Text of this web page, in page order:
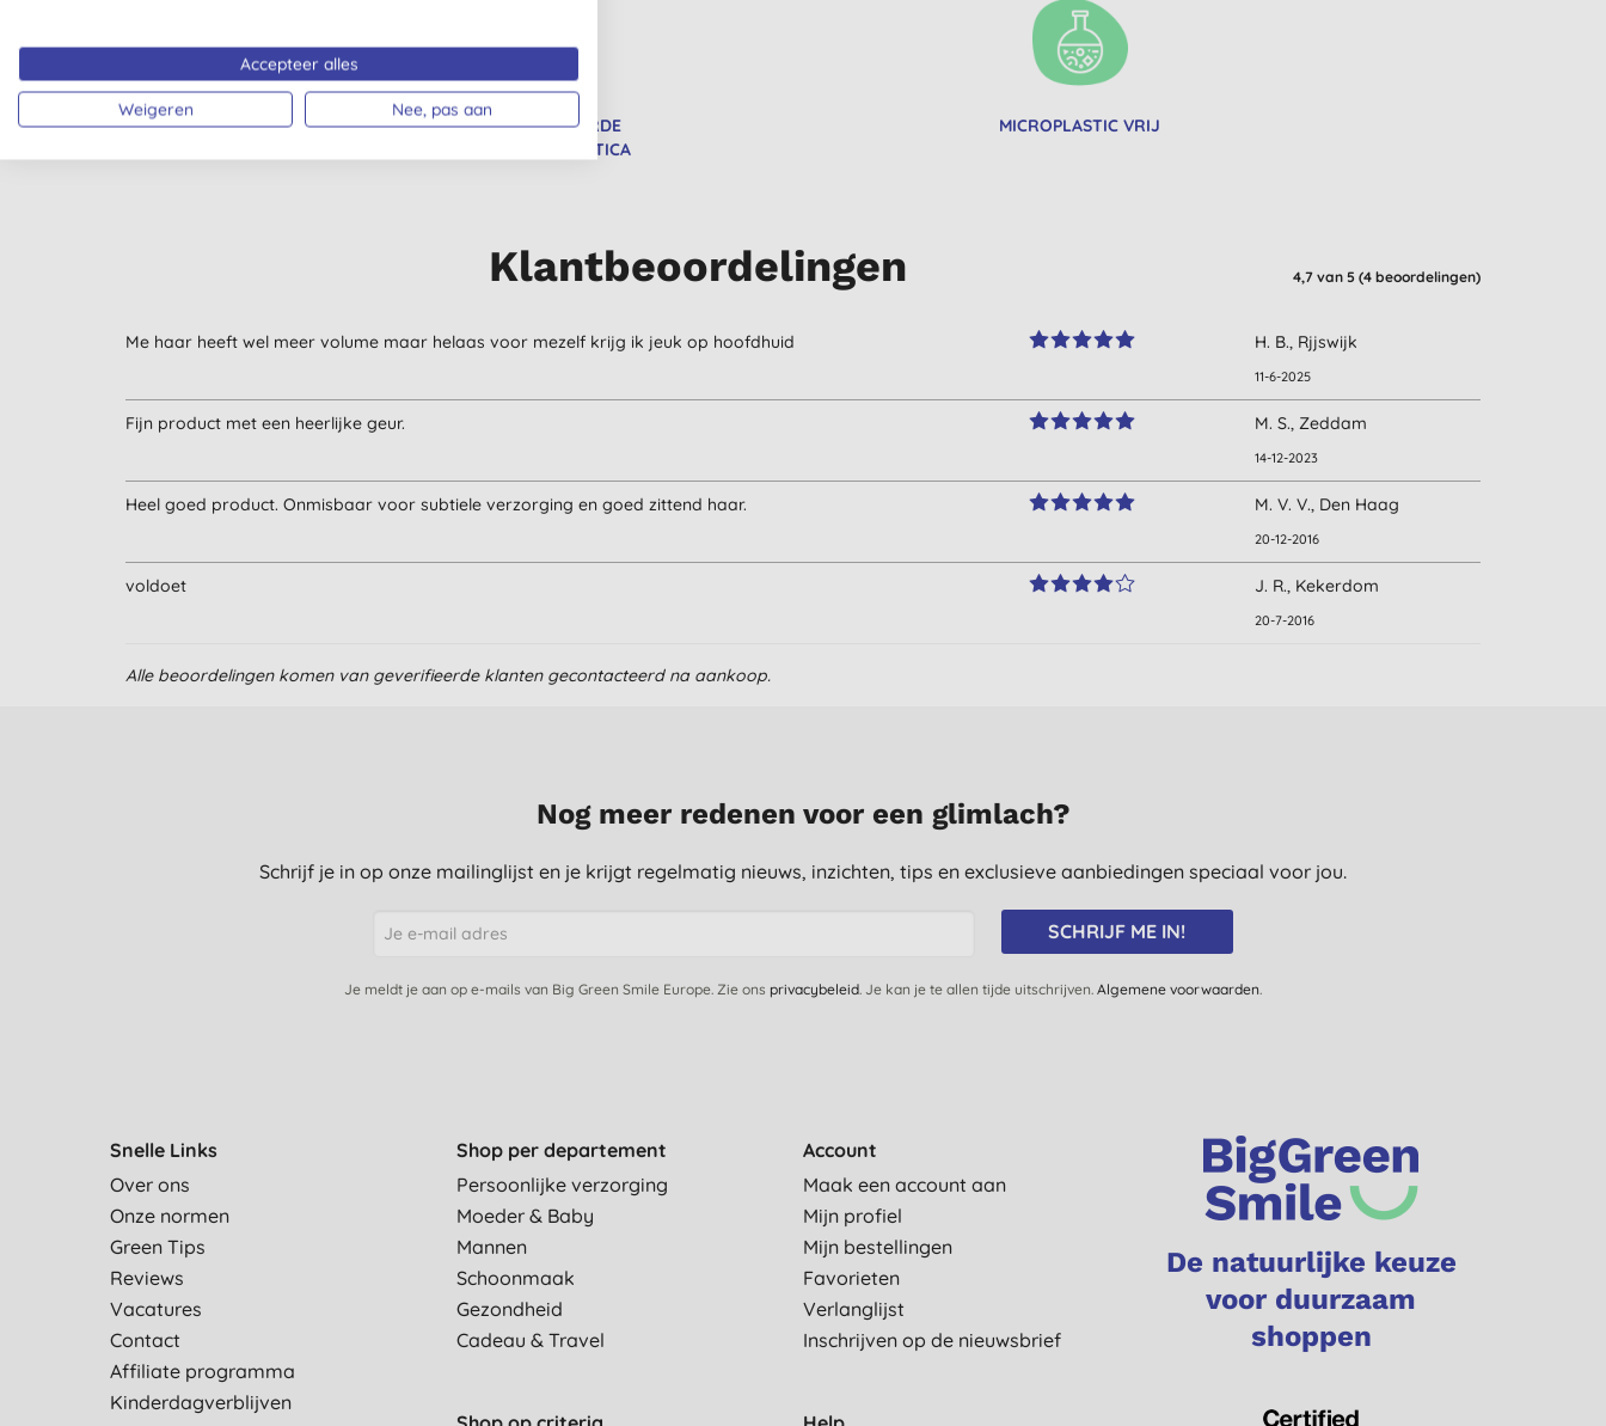
BDIH GECERTIFICEERDE
NATUURLIJKE COSMETICA
MICROPLASTIC VRIJ
Klantbeoordelingen 4,7 van 5 (4 beoordelingen)
Me haar heeft wel meer volume maar helaas voor mezelf krijg ik jeuk op hoofdhuid H. B., Rjjswijk
11-6-2025
Fijn product met een heerlijke geur. M. S., Zeddam
14-12-2023
Heel goed product. Onmisbaar voor subtiele verzorging en goed zittend haar. M. V. V., Den Haag
20-12-2016
voldoet J. R., Kekerdom
20-7-2016
Alle beoordelingen komen van geverifieerde klanten gecontacteerd na aankoop.
Nog meer redenen voor een glimlach?
Schrijf je in op onze mailinglijst en je krijgt regelmatig nieuws, inzichten, tips en exclusieve aanbiedingen speciaal voor jou.
SCHRIJF ME IN!
Je meldt je aan op e-mails van Big Green Smile Europe. Zie ons privacybeleid. Je kan je te allen tijde uitschrijven. Algemene voorwaarden.
Snelle Links
Over ons
Onze normen
Green Tips
Reviews
Vacatures
Contact
Affiliate programma
Kinderdagverblijven
Shop per departement
Persoonlijke verzorging
Moeder & Baby
Mannen
Schoonmaak
Gezondheid
Cadeau & Travel
Account
Maak een account aan
Mijn profiel
Mijn bestellingen
Favorieten
Verlanglijst
Inschrijven op de nieuwsbrief
De natuurlijke keuze
voor duurzaam
shoppen
Accepteer alles
Weigeren Nee, pas aan